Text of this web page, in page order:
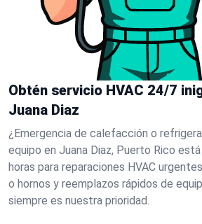
Obtén servicio HVAC 24/7
Juana Diaz
¿Emergencia de calefacción o
equipo en Juana Diaz, Puerto Rico
horas para reparaciones HVAC
o hornos y reemplazos rápidos de
siempre es nuestra prioridad.